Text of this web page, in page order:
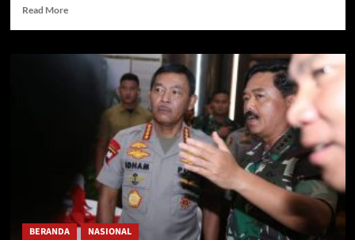
Read MoreRead
Malam
,Presiden
Widodo
dititik
Nol
kilometer
Jogja
BERANDA NASIONAL